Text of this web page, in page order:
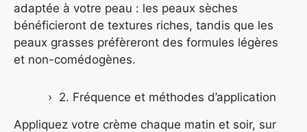
adaptée à votre peau : les peaux sèches
bénéficieront de textures riches, tandis que les
peaux grasses préfèreront des formules légères
et non-comédogènes.
2. Fréquence et méthodes d’application
Appliquez votre crème chaque matin et soir, sur